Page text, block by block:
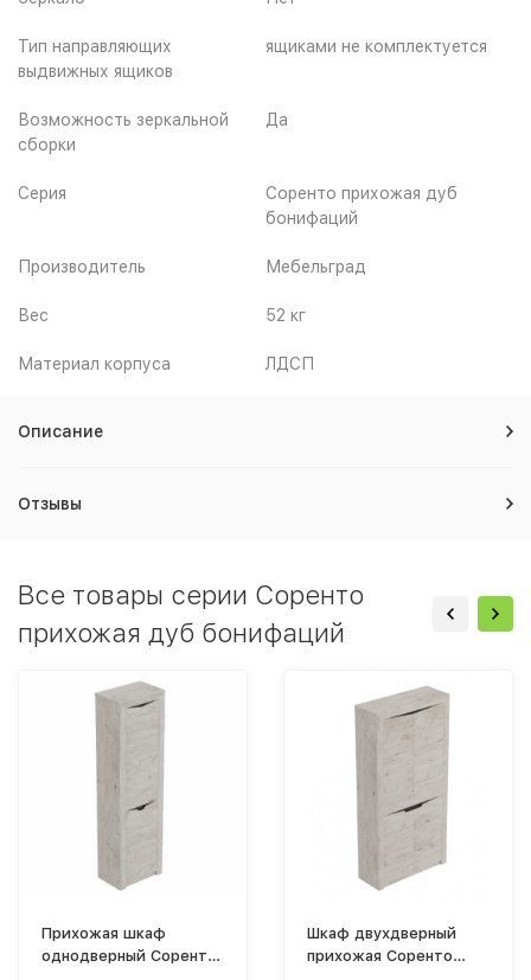
Тип направляющих
выдвижных ящиков
ящиками не комплектуется
Возможность зеркальной
сборки
Да
Серия
Соренто прихожая дуб
бонифаций
Производитель Мебельград
Вес 52 кг
Материал корпуса ЛДСП
Описание
Отзывы
Все товары серии Соренто
прихожая дуб бонифаций
Прихожая шкаф
однодверный Соренто
Шкаф двухдверный
прихожая Соренто